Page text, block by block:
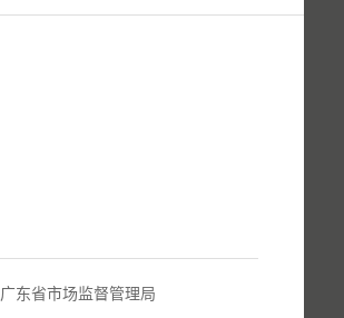
广东省市场监督管理局